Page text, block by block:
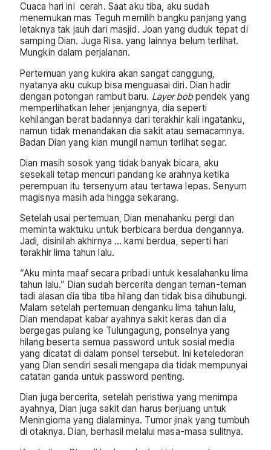
Cuaca hari ini cerah. Saat aku tiba, aku sudah
menemukan mas Teguh memilih bangku panjang yang
letaknya tak jauh dari masjid. Joan yang duduk tepat di
samping Dian. Juga Risa. yang lainnya belum terlihat.
Mungkin dalam perjalanan.
Pertemuan yang kukira akan sangat canggung,
nyatanya aku cukup bisa menguasai diri. Dian hadir
dengan potongan rambut baru. Layer bobpendek yang
memperlihatkan leher jenjangnya, dia seperti
kehilangan berat badannya dari terakhir kali ingatanku,
namun tidak menandakan dia sakit atau semacamnya.
Badan Dian yang kian mungil namun terlihat segar.
Dian masih sosok yang tidak banyak bicara, aku
sesekali tetap mencuri pandang ke arahnya ketika
perempuan itu tersenyum atau tertawa lepas. Senyum
magisnya masih ada hingga sekarang.
Setelah usai pertemuan, Dian menahanku pergi dan
meminta waktuku untuk berbicara berdua dengannya.
Jadi, disinilah akhirnya … kami berdua, seperti hari
terakhir lima tahun lalu.
“Aku minta maaf secara pribadi untuk kesalahanku lima
tahun lalu.” Dian sudah bercerita dengan teman-teman
tadi alasan dia tiba tiba hilang dan tidak bisa dihubungi.
Malam setelah pertemuan denganku lima tahun lalu,
Dian mendapat kabar ayahnya sakit keras dan dia
bergegas pulang ke Tulungagung, ponselnya yang
hilang beserta semua password untuk sosial media
yang dicatat di dalam ponsel tersebut. Ini keteledoran
yang Dian sendiri sesali mengapa dia tidak mempunyai
catatan ganda untuk password penting.
Dian juga bercerita, setelah peristiwa yang menimpa
ayahnya, Dian juga sakit dan harus berjuang untuk
Meningioma yang dialaminya. Tumor jinak yang tumbuh
di otaknya. Dian, berhasil melalui masa-masa sulitnya.